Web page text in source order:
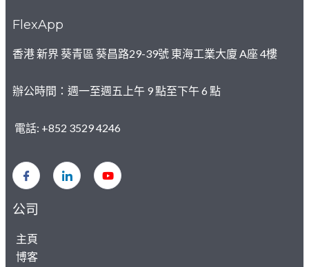
FlexApp
香港 新界 葵青區 葵昌路29-39號 東海工業大廈 A座 4樓
辦公時間：週一至週五上午 9 點至下午 6 點
電話: +852 3529 4246
公司
主頁
博客